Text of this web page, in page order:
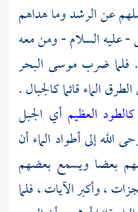
عن الرشد وما هداهم
- عليه السلام - ومن معه
. فلما ضرب موسى البحر
الماء قائما كالجبال .
العظيمأي الجبل
إلى أطواد الماء أن
بعضا ويسمع بعضهم
، وأكبر الآيات ، فلما